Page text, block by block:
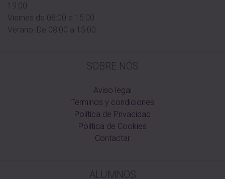
19:00
Viernes de 08:00 a 15:00
Verano: De 08:00 a 15:00
SOBRE NÓS
Aviso legal
Terminos y condiciones
Política de Privacidad
Política de Cookies
Contactar
ALUMNOS